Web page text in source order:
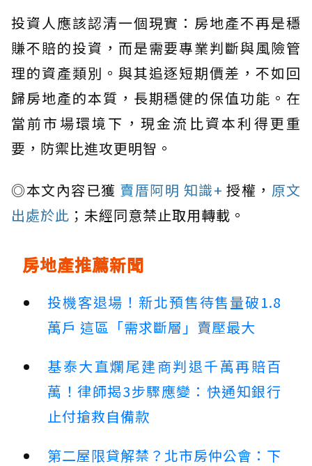
投資人應該認清一個現實：房地產不再是穩
賺不賠的投資，而是需要專業判斷與風險管
理的資產類別。與其追逐短期價差，不如回
歸房地產的本質，長期穩健的保值功能。在
當前市場環境下，現金流比資本利得更重
要，防禦比進攻更明智。
◎本文內容已獲 賣厝阿明 知識+ 授權， 原文
出處於此 ；未經同意禁止取用轉載。
房地產推薦新聞
投機客退場！新北預售待售量破1.8
萬戶 這區「需求斷層」賣壓最大
基泰大直爛尾建商判退千萬再賠百
萬！律師揭3步驟應變：快通知銀行
止付搶救自備款
第二屋限貸解禁？北市房仲公會：下